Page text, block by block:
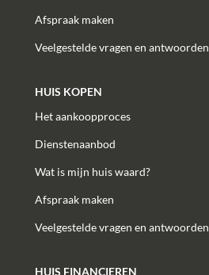
Afspraak maken
Veelgestelde vragen en antwoorden
HUIS KOPEN
Het aankoopproces
Dienstenaanbod
Wat is mijn huis waard?
Afspraak maken
Veelgestelde vragen en antwoorden
HUIS FINANCIEREN